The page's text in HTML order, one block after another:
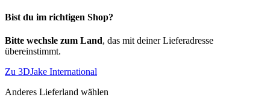
Bist du im richtigen Shop?
Bitte wechsle zum Land, das mit deiner Lieferadresse
übereinstimmt.
Zu 3DJake International
Anderes Lieferland wählen